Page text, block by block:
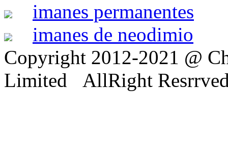
imanes permanentes
imanes de neodimio
Copyright 2012-2021 @
Limited AllRight